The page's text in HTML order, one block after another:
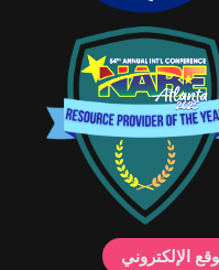
الإلكتروني